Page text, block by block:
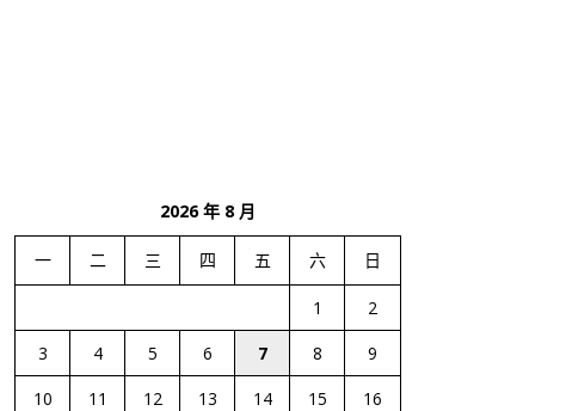
2026 年 8 月
一 二 三 四 五 六 日
1
2
3
4 5 6 7 8
9
10
11 12 13 14 15
16